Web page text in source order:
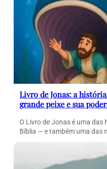
Livro de Jonas: a
grande peixe e sua
O Livro de Jonas é uma das
Bíblia — e também uma das